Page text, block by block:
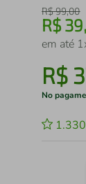
R$99,00
R$39,
em até 1
R$
No
1.330